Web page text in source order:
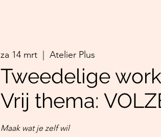
za 14 mrt
  |
Atelier Plus
Tweedelige
Vrij thema:
Maak wat je zelf wil